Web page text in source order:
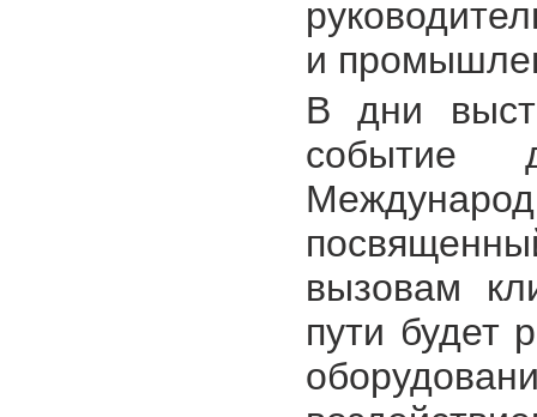
и
В дни
событие
вызовам
пути будет